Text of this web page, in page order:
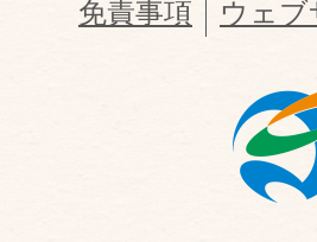
免責事項
ウェ